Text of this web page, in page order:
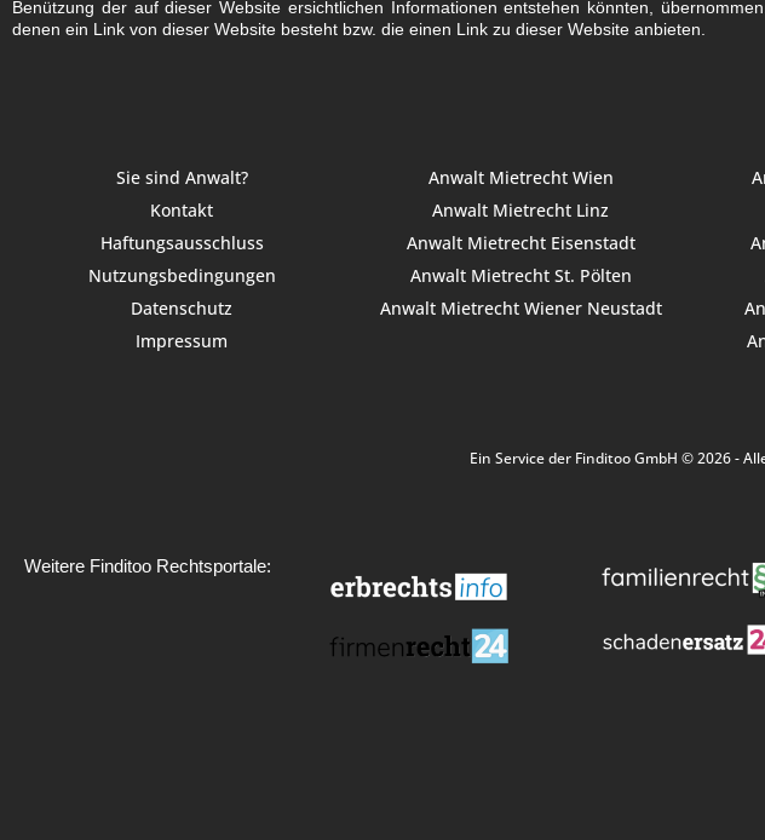
Benützung der auf dieser Website ersichtlichen Informationen entstehen könnten,
denen ein Link von dieser Website besteht bzw. die einen Link zu dieser Website anbieten.
Sie sind Anwalt?
Kontakt
Haftungsausschluss
Nutzungsbedingungen
Datenschutz
Impressum
Anwalt Mietrecht Wien
Anwalt Mietrecht Linz
Anwalt Mietrecht Eisenstadt
Anwalt Mietrecht St. Pölten
Anwalt Mietrecht Wiener Neustadt
Ein Service der Finditoo GmbH © 2026 -
Weitere Finditoo Rechtsportale: